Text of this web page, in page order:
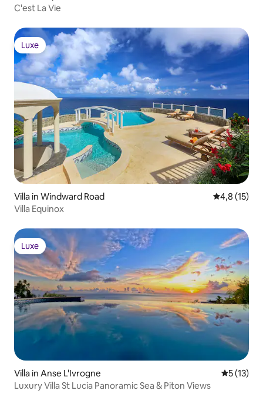
C'est La Vie
Luxe
Luxe
Villa in Windward Road
4,8 (15)
Villa Equinox
Luxe
Luxe
Villa in Anse L'Ivrogne
5 (13)
Luxury Villa St Lucia Panoramic Sea & Piton Views